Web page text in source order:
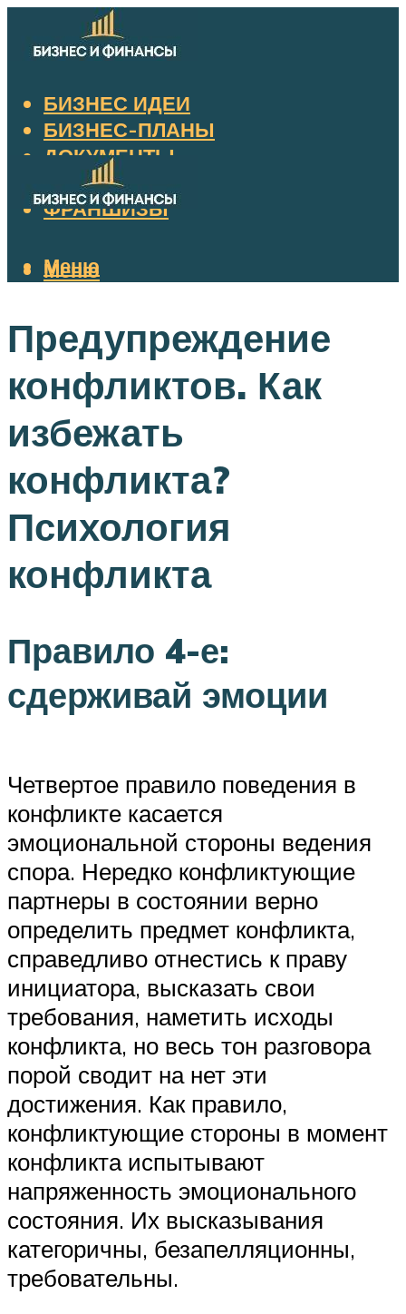
БИЗНЕС ИДЕИ
БИЗНЕС-ПЛАНЫ
ДОКУМЕНТЫ
НАЛОГИ
ФРАНШИЗЫ
Меню
Меню
Предупреждение
конфликтов. Как
избежать
конфликта?
Психология
конфликта
Правило 4-е:
сдерживай эмоции
Четвертое правило поведения в
конфликте касается
эмоциональной стороны ведения
спора. Нередко конфликтующие
партнеры в состоянии верно
определить предмет конфликта,
справедливо отнестись к праву
инициатора, высказать свои
требования, наметить исходы
конфликта, но весь тон разговора
порой сводит на нет эти
достижения. Как правило,
конфликтующие стороны в момент
конфликта испытывают
напряженность эмоционального
состояния. Их высказывания
категоричны, безапелляционны,
требовательны.